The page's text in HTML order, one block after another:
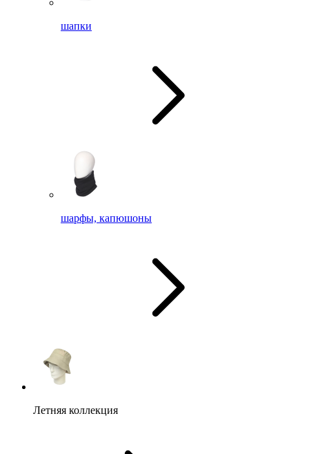
шапки
шарфы, капюшоны
Летняя коллекция